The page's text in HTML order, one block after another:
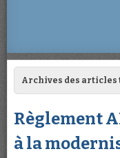
Archives des articles
Règlement
à la